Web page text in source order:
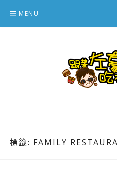
content
MENU
標籤: FAMILY